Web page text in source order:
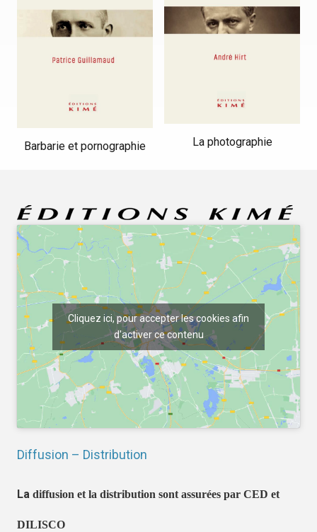
Barbarie et pornographie La photographie
Cliquez ici, pour accepter les cookies afin
d'activer ce contenu
Diffusion – Distribution
La diffusion et la distribution sont assurées par CED et
DILISCO